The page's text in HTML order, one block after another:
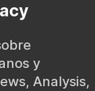
y
Analysis,